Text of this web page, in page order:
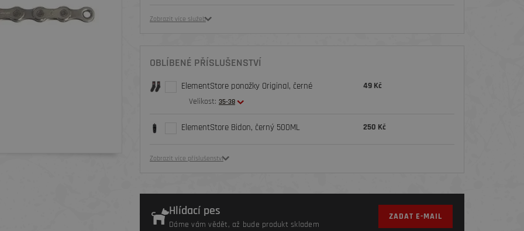
Zobrazit více služeb
OBLÍBENÉ PŘÍSLUŠENSTVÍ
ElementStore ponožky Original, černé
Velikost: 35-38
49 Kč
ElementStore Bidon, černý 500ML 250 Kč
Zobrazit více příslušenství
Hlídací pes
Dáme vám vědět, až bude produkt skladem
ZADAT E-MAIL